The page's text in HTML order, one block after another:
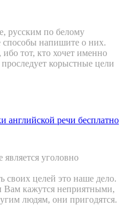
русским по белому
способы напишите о них.
тот, кто хочет именно
корыстные цели
английской речи бесплатно
уголовно
своих целей это наше дело.
Вам кажутся неприятными,
людям, они пригодятся.